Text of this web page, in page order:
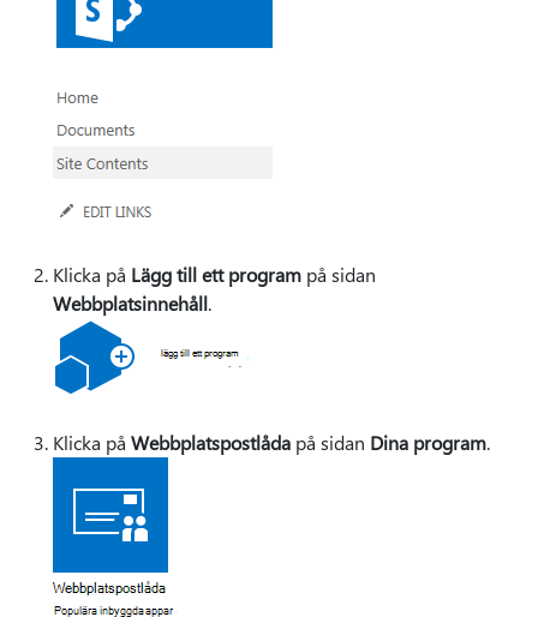
Klicka på Lägg till ett program på sidan
Webbplatsinnehåll.
Klicka på Webbplatspostlåda på sidan Dina program.